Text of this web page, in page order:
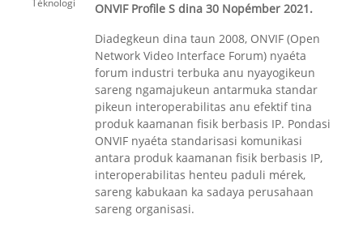
ONVIF Profile S dina 30 Nopémber 2021.
Diadegkeun dina taun 2008, ONVIF (Open
Network Video Interface Forum) nyaéta
forum industri terbuka anu nyayogikeun
sareng ngamajukeun antarmuka standar
pikeun interoperabilitas anu efektif tina
produk kaamanan fisik berbasis IP. Pondasi
ONVIF nyaéta standarisasi komunikasi
antara produk kaamanan fisik berbasis IP,
interoperabilitas henteu paduli mérek,
sareng kabukaan ka sadaya perusahaan
sareng organisasi.